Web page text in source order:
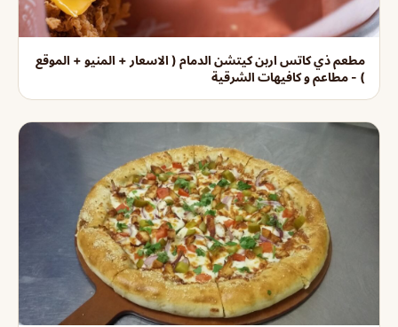
مطعم ذي كاتس اربن كيتشن الدمام ( الاسعار + المنيو + الموقع
) - مطاعم و كافيهات الشرقية